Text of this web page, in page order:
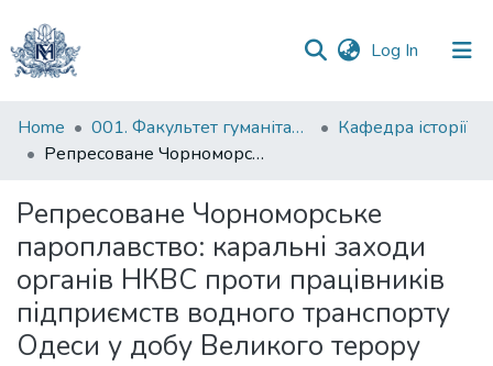
Log In (current)
Communities
&
All of DSpace
Statistics
Home 001. Факультет гуманітарних наук
Кафедра історії
Репресоване Чорноморське пароплавство: каральні заходи органів НКВС проти працівників підприємств водного транспорту Одеси у добу Великого терору
Репресоване Чорноморське
пароплавство: каральні заходи
органів НКВС проти працівників
підприємств водного транспорту
Одеси у добу Великого терору